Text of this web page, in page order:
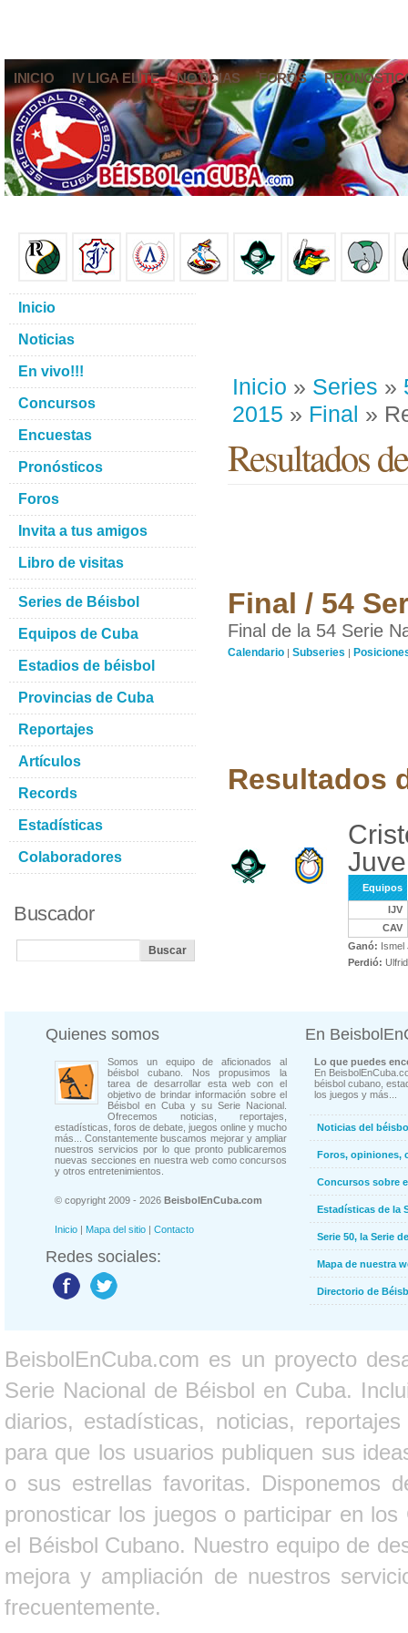
INICIO IV LIGA ELITE NOTICIAS FOROS
Inicio » Series »
2015 » Final »
Resultados
Final / 54
Final de la 54 Serie
Calendario | Subseries |
Resultados
Equipos
IJV
CAV
Ganó: Ismel
Perdió:
Inicio
Noticias
En vivo!!!
Concursos
Encuestas
Pronósticos
Foros
Invita a tus amigos
Libro de visitas
Series de Béisbol
Equipos de Cuba
Estadios de béisbol
Provincias de Cuba
Reportajes
Artículos
Records
Estadísticas
Colaboradores
Buscador
Quienes somos
Somos un equipo de aficionados al
béisbol cubano. Nos propusimos la
tarea de desarrollar esta web con el
objetivo de brindar información sobre el
Béisbol en Cuba y su Serie Nacional.
Ofrecemos noticias, reportajes,
estadísticas, foros de debate, juegos online y mucho
más... Constantemente buscamos mejorar y ampliar
nuestros servicios por lo que pronto publicaremos
nuevas secciones en nuestra web como concursos
y otros entretenimientos.
© copyright 2009 - 2026 BeisbolEnCuba.com
Inicio | Mapa del sitio | Contacto
Redes sociales:
En
Lo que puedes
En
béisbol cubano,
los juegos y más...
Noticias del
Foros, opiniones,
Concursos sobre
Estadísticas de la
Serie 50, la Serie
Mapa de nuestra
Directorio de
BeisbolEnCuba.com es un proyecto
Serie Nacional de Béisbol en Cuba.
diarios, estadísticas, noticias,
para que los usuarios publiquen sus
o sus estrellas favoritas. Disponemos
pronosticar los juegos o participar en
el Béisbol Cubano. Nuestro equipo de
mejora y ampliación de nuestros
frecuentemente.